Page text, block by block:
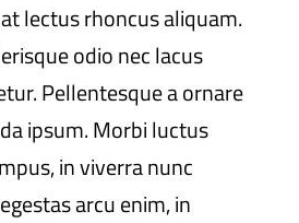
lectus rhoncus aliquam.
odio nec lacus
Pellentesque a ornare
ipsum. Morbi luctus
in viverra nunc
arcu enim, in